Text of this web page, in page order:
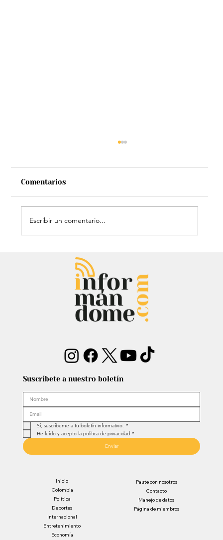
Entrevista: Sergio Fajardo y Edna
Bonilla aseguran superar las
encuestas y dar la sorpresa
Comentarios
Escribir un comentario...
Suscríbete a nuestro boletín
Sí, suscríbeme a tu boletín informativo. *
He leído y acepto la política de privacidad *
Enviar
Inicio
Colombia
Política
Deportes
Internacional
Entretenimiento
Economía
Paute con nosotros
Contacto
Manejo de datos
Página de miembros